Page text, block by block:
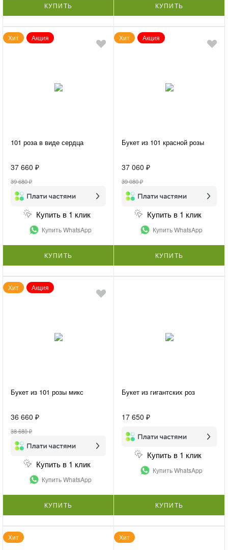
КУПИТЬ КУПИТЬ
Хит Акция
101 роза в виде сердца
37 660 ₽
39 680 ₽
Купить в 1 клик
Купить WhatsApp
КУПИТЬ
Хит Акция
Букет из 101 красной розы
37 060 ₽
39 080 ₽
Купить в 1 клик
Купить WhatsApp
КУПИТЬ
Хит Акция
Букет из 101 розы микс
36 660 ₽
38 680 ₽
Купить в 1 клик
Купить WhatsApp
КУПИТЬ
Букет из гигантских роз
17 650 ₽
Купить в 1 клик
Купить WhatsApp
КУПИТЬ
Хит Хит